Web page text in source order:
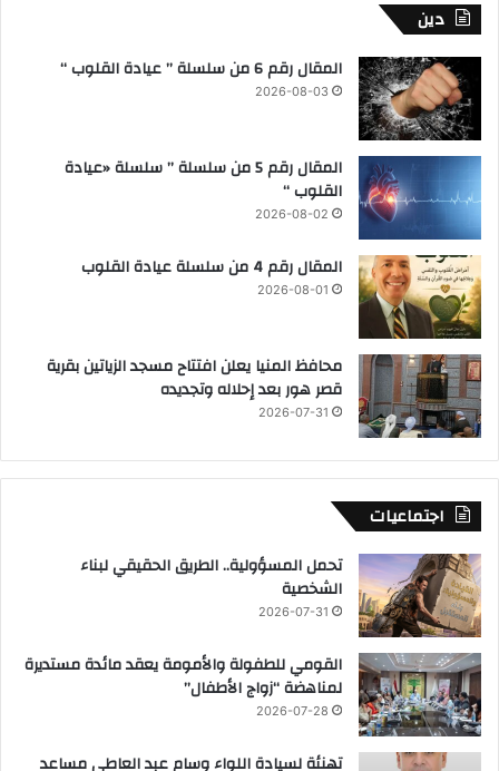
دين
المقال رقم 6 من سلسلة ” عيادة القلوب “
2026-08-03
المقال رقم 5 من سلسلة ” سلسلة «عيادة
القلوب “
2026-08-02
المقال رقم 4 من سلسلة عيادة القلوب
2026-08-01
محافظ المنيا يعلن افتتاح مسجد الزياتين بقرية
قصر هور بعد إحلاله وتجديده
2026-07-31
اجتماعيات
تحمل المسؤولية.. الطريق الحقيقي لبناء
الشخصية
2026-07-31
القومي للطفولة والأمومة يعقد مائدة مستديرة
لمناهضة “زواج الأطفال”
2026-07-28
تهنئة لسيادة اللواء وسام عبد العاطي مساعد